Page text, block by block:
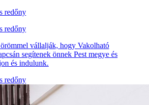
redőny
redőny
vállalják, hogy Vakolható
segítenek önnek Pest megye és
és indulunk.
redőny